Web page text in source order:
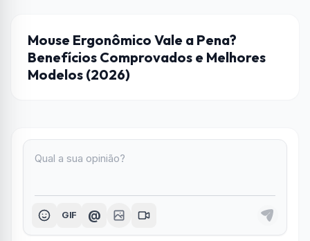
CASA CONECTADA
Mouse Ergonômico Vale a Pena?
Benefícios Comprovados e Melhores
Modelos (2026)
GIF @